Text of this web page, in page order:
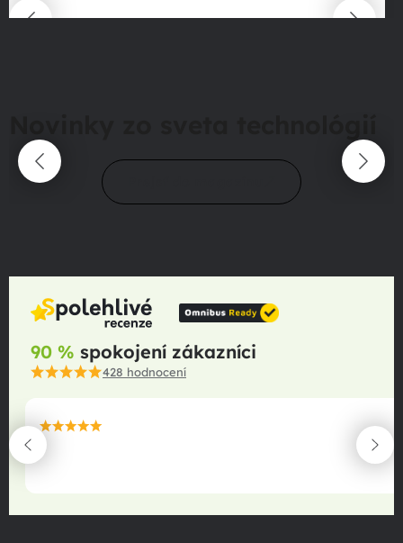
90 % spokojení zákazníci
428 hodnocení
maximální spokojenost
22.06.2025